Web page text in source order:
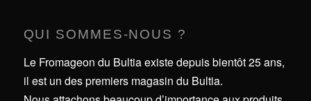
QUI SOMMES-NOUS ?
Le Fromageon du Bultia existe depuis bientôt 25 ans,
il est un des premiers magasin du Bultia.